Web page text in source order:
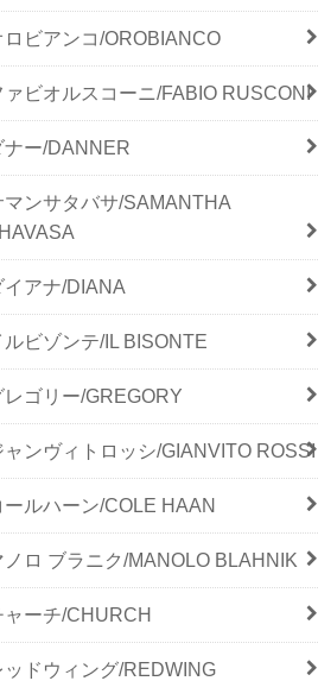
ロビアンコ/OROBIANCO
ァビオルスコーニ/FABIO RUSCONI
ナー/DANNER
マンサタバサ/SAMANTHA
イアナ/DIANA
ルビゾンテ/IL BISONTE
レゴリー/GREGORY
ャンヴィトロッシ/GIANVITO ROSSI
ールハーン/COLE HAAN
ノロ ブラニク/MANOLO BLAHNIK
ャーチ/CHURCH
ッドウィング/REDWING